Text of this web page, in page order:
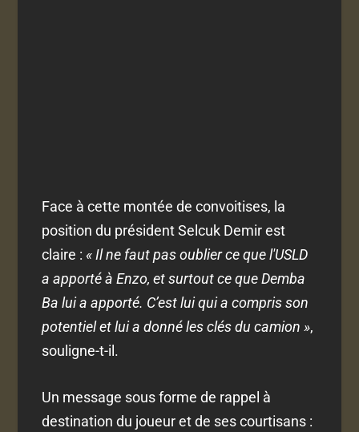
Face à cette montée de convoitises, la
position du président Selcuk Demir est
claire :« Il ne faut pas oublier ce que l'USLD
a apporté à Enzo, et surtout ce que Demba
Ba lui a apporté. C’est lui qui a compris son
potentiel et lui a donné les clés du camion »,
souligne-t-il.
Un message sous forme de rappel à
destination du joueur et de ses courtisans :